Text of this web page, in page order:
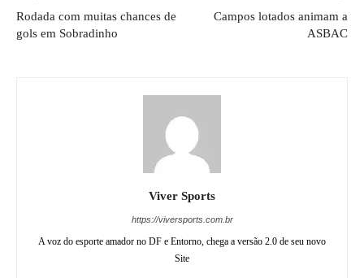
Rodada com muitas chances de
gols em Sobradinho
Campos lotados animam a
ASBAC
Viver Sports
https://viversports.com.br
A voz do esporte amador no DF e Entorno, chega a versão 2.0 de seu novo
Site